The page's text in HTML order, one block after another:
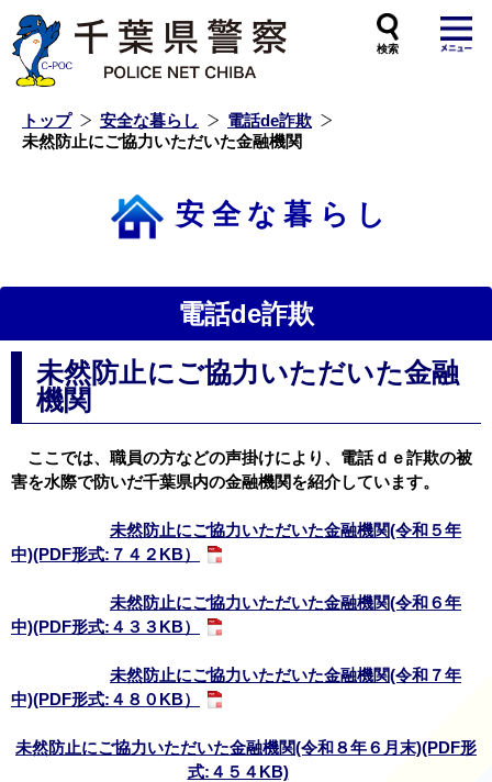
トップ 安全な暮らし
電話de詐欺
未然防止にご協力いただいた金融機関
安全な暮らし
電話de詐欺
未然防止にご協力いただいた金融
機関
ここでは、職員の方などの声掛けにより、電話ｄｅ詐欺の被
害を水際で防いだ千葉県内の金融機関を紹介しています。
未然防止にご協力いただいた金融機関(令和５年
中)(PDF形式:７４２KB）
未然防止にご協力いただいた金融機関(令和６年
中)(PDF形式:４３３KB）
未然防止にご協力いただいた金融機関(令和７年
中)(PDF形式:４８０KB）
未然防止にご協力いただいた金融機関(令和８年６月末)(PDF形
式:４５４KB)